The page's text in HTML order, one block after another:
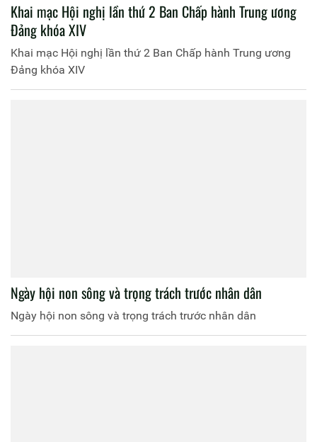
Khai mạc Hội nghị lần thứ 2 Ban Chấp hành Trung ương
Đảng khóa XIV
Khai mạc Hội nghị lần thứ 2 Ban Chấp hành Trung ương
Đảng khóa XIV
Ngày hội non sông và trọng trách trước nhân dân
Ngày hội non sông và trọng trách trước nhân dân